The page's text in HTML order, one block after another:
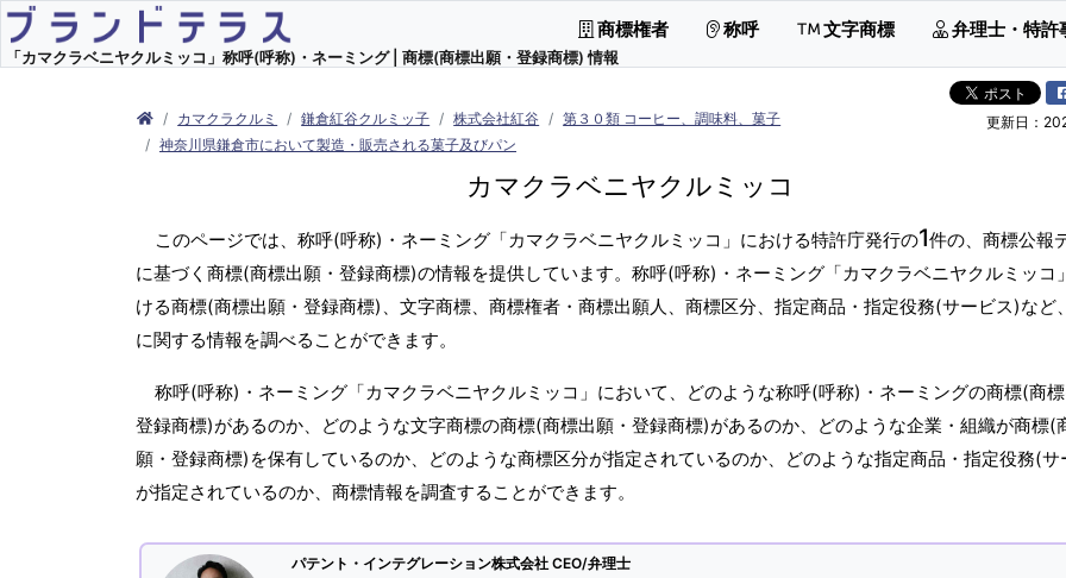
「カマクラベニヤクルミッコ」称呼(呼称)・ネーミング | 商標(商標出願・登録商標) 情報
商標権者 称呼 文字商標 弁理士・特許
カマクラクルミ 鎌倉紅谷クルミッ子 株式会社紅谷
第３０類 コーヒー、調味料、菓子
神奈川県鎌倉市において製造・販売される菓子及びパン
更新日：
カマクラベニヤクルミッコ
このページでは、称呼(呼称)・ネーミング「カマクラベニヤクルミッコ」における特許庁発行の1件の、商標公報
に基づく商標(商標出願・登録商標)の情報を提供しています。称呼(呼称)・ネーミング「カマクラベニヤクルミッコ
ける商標(商標出願・登録商標)、文字商標、商標権者・商標出願人、商標区分、指定商品・指定役務(サービス)など
に関する情報を調べることができます。
称呼(呼称)・ネーミング「カマクラベニヤクルミッコ」において、どのような称呼(呼称)・ネーミングの商標(商
登録商標)があるのか、どのような文字商標の商標(商標出願・登録商標)があるのか、どのような企業・組織が商標(
願・登録商標)を保有しているのか、どのような商標区分が指定されているのか、どのような指定商品・指定役務(サ
が指定されているのか、商標情報を調査することができます。
パテント・インテグレーション株式会社 CEO/弁理士